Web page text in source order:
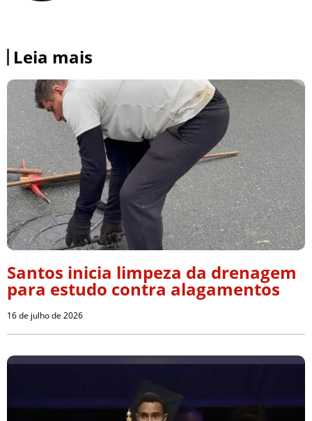
Leia mais
Santos inicia limpeza da drenagem
para estudo contra alagamentos
16 de julho de 2026